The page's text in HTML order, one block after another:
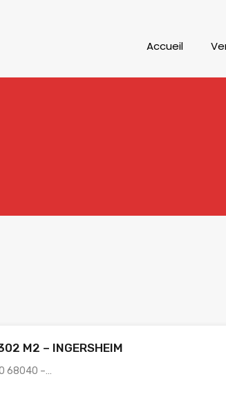
Accueil
M2 – INGERSHEIM
68040 –…